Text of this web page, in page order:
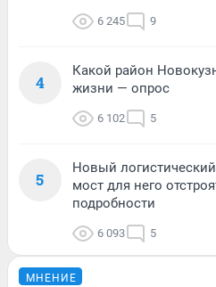
6 245 9
4
Какой район
жизни — опрос
6 102 5
5
Новый
мост для него
подробности
6 093 5
МНЕНИЕ